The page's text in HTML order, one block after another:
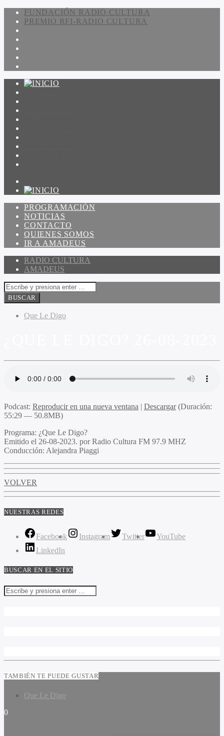
FUNDACIÓN RADIO CULTURA
PREMIO RFI-RADIO CULTURA
PROGRAMACIÓN
NOTICIAS
CONTACTO
QUIENES SOMOS
IR A AMADEUS
RADIO CULTURA
AMADEUS
Que Le Digo
Podcast: Reproducir en una nueva ventana | Descargar(Duración:
55:29 — 50.8MB)
Programa: ¿Que Le Digo?
Emitido el 26-08-2023. por Radio Cultura FM 97.9 MHZ
Conducción: Alejandra Piaggi
VOLVER
NUESTRAS REDES
Facebook Instagram Twitter
YouTube
LinkedIn
BUSCAR EN EL SITIO
TAMBIÉN TE PUEDE GUSTAR
Que Le Digo
0